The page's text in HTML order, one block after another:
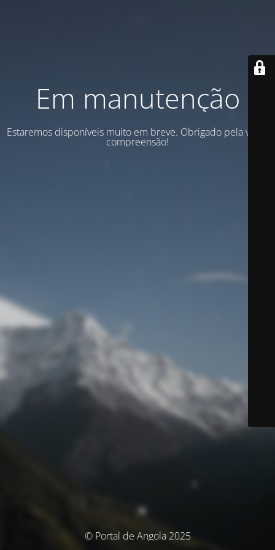
Em manutenção
Estaremos disponíveis muito em breve. Obrigado pela vossa
compreensão!
© Portal de Angola 2025